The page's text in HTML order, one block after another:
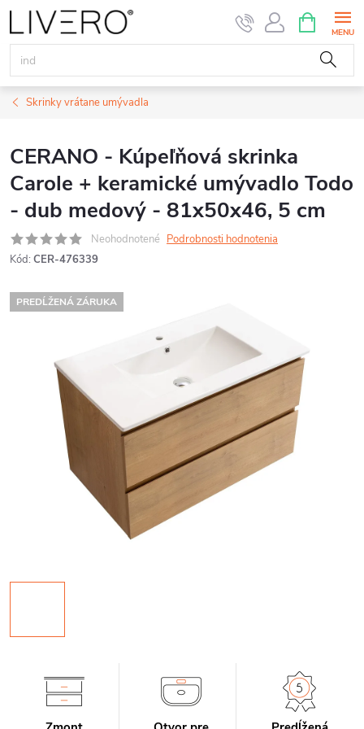
Prejsť
na
obsah
KOŠÍK
Skrinky vrátane umývadla
CERANO - Kúpeľňová skrinka
Carole + keramické umývadlo Todo
- dub medový - 81x50x46, 5 cm
Neohodnotené Podrobnosti hodnotenia
Kód: CER-476339
PREDĹŽENÁ ZÁRUKA